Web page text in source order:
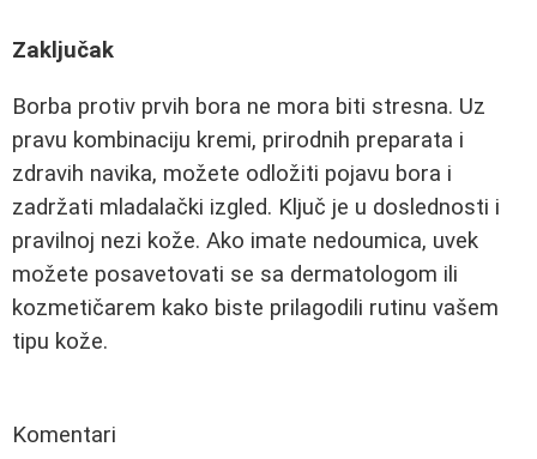
Zaključak
Borba protiv prvih bora ne mora biti stresna. Uz
pravu kombinaciju kremi, prirodnih preparata i
zdravih navika, možete odložiti pojavu bora i
zadržati mladalački izgled. Ključ je u doslednosti i
pravilnoj nezi kože. Ako imate nedoumica, uvek
možete posavetovati se sa dermatologom ili
kozmetičarem kako biste prilagodili rutinu vašem
tipu kože.
Komentari